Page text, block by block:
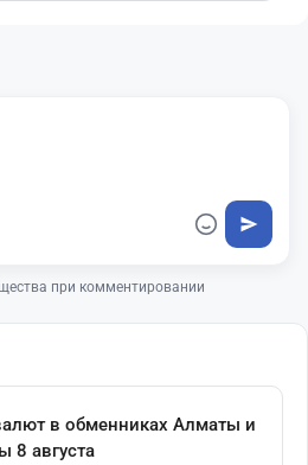
при комментировании